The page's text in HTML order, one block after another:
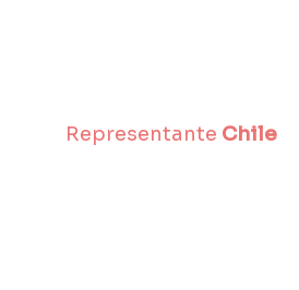
Representante Chile